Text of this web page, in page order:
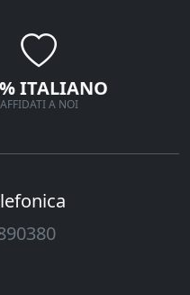
ITALIANO
AFFIDATI A NOI